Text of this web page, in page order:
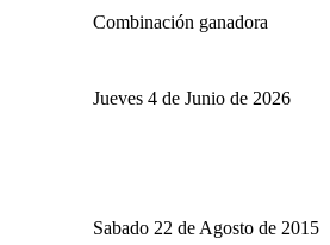
Combinación ganadora
Jueves 4 de Junio de 2026
Sabado 22 de Agosto de 2015